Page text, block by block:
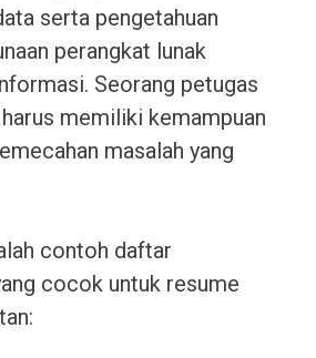
serta pengetahuan
perangkat lunak
Seorang petugas
memiliki kemampuan
masalah yang
contoh daftar
cocok untuk resume